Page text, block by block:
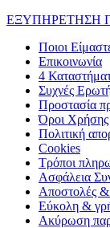
ΕΞΥΠΗΡΕΤΗΣΗ
Ποιοι
Επικοινωνία
4
Συχνές
Προστασία
Όροι Χρήσης
Πολιτική
Cookies
Τρόποι
Ασφάλεια
Αποστολές
Εύκολη &
Ακύρωση